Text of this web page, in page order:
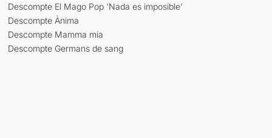
Descompte El Mago Pop 'Nada es imposible'
Descompte Ànima
Descompte Mamma mia
Descompte Germans de sang